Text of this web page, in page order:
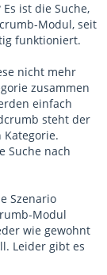
ist die Suche,
Modul, seit
funktioniert.
nicht mehr
zusammen
einfach
steht der
Suche nach
Szenario
Modul
wie gewohnt
Leider gibt es